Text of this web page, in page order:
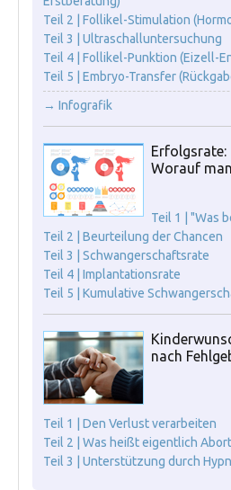
Teil 2 | Follikel-Stimulation
Teil 3 | Ultraschalluntersuchung
Teil 4 | Follikel-Punktion (Eizell-
Teil 5 | Embryo-Transfer
→ Infografik
Erfolgsrate:
Worauf
Teil 1 | "Was
Teil 2 | Beurteilung der Chancen
Teil 3 | Schwangerschaftsrate
Teil 4 | Implantationsrate
Teil 5 | Kumulative
nach
Teil 1 | Den Verlust verarbeiten
Teil 2 | Was heißt eigentlich
Teil 3 | Unterstützung durch